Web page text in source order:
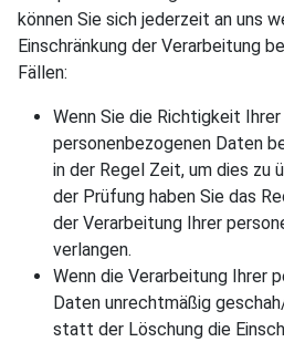
können Sie sich jederzeit an uns
Einschränkung der Verarbeitung
Fällen:
Wenn Sie die Richtigkeit
personenbezogenen Daten
in der Regel Zeit, um dies zu
der Prüfung haben Sie das
der Verarbeitung Ihrer
verlangen.
Wenn die Verarbeitung Ihrer
Daten unrechtmäßig
statt der Löschung die